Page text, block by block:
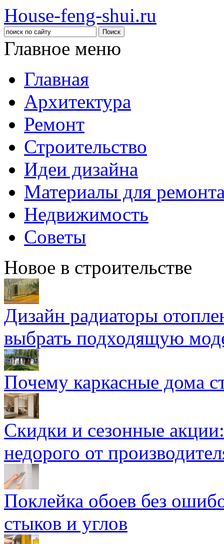
House-feng-shui.ru
Главное меню
Главная
Архитектура
Ремонт
Строительство
Идеи дизайна
Материалы для
Недвижимость
Советы
Новое в строительстве
Дизайн радиаторы
выбрать подходящую
Почему каркасные дома
Скидки и сезонные
недорого от
Поклейка обоев без
стыков и углов